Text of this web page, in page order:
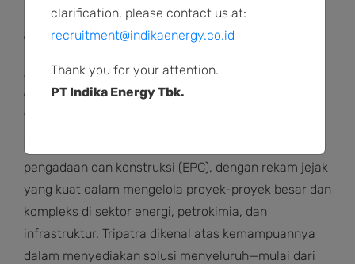
TRIPATRA
Perusahaan rekayasa teknik, pengadaan dan
konstruksi (EPC) minyak dan gas terkemuka di
Indonesia
Tripatra bergerak di bidang rekayasa teknik,
pengadaan dan konstruksi (EPC), dengan rekam jejak
yang kuat dalam mengelola proyek-proyek besar dan
kompleks di sektor energi, petrokimia, dan
infrastruktur. Tripatra dikenal atas kemampuannya
dalam menyediakan solusi menyeluruh—mulai dari
clarification, please contact us at:
recruitment@indikaenergy.co.id
Thank you for your attention.
PT Indika Energy Tbk.